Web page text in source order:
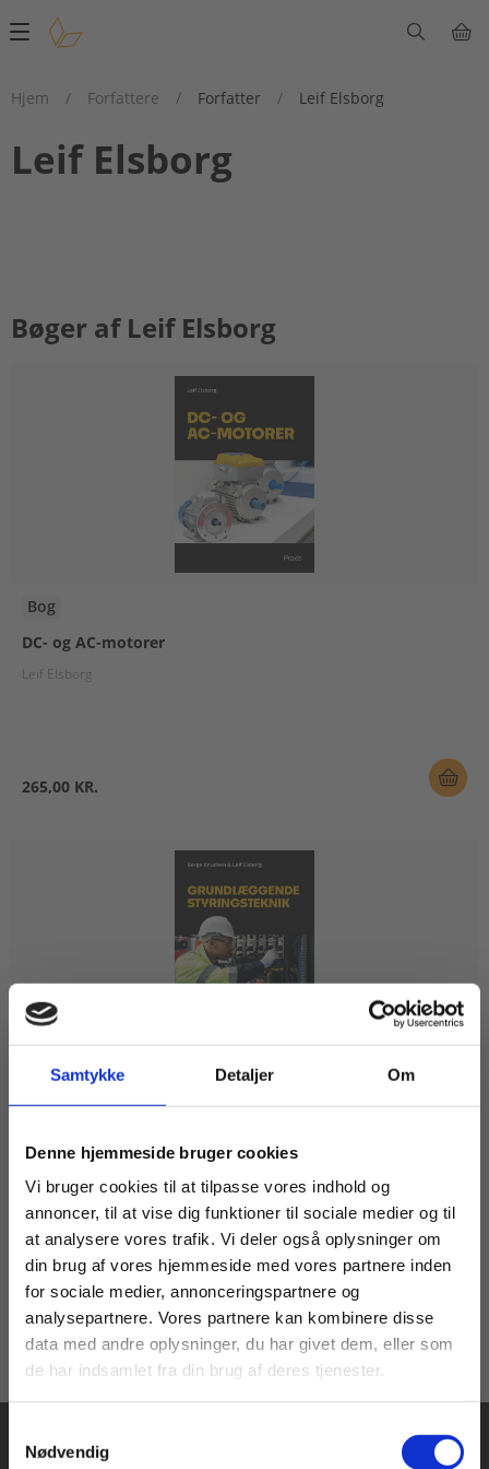
Samtykke Detaljer Om
Denne hjemmeside bruger cookies
Vi bruger cookies til at tilpasse vores indhold og
annoncer, til at vise dig funktioner til sociale medier og til
at analysere vores trafik. Vi deler også oplysninger om
din brug af vores hjemmeside med vores partnere inden
for sociale medier, annonceringspartnere og
analysepartnere. Vores partnere kan kombinere disse
data med andre oplysninger, du har givet dem, eller som
de har indsamlet fra din brug af deres tjenester.
Nødvendig
Main
Hjem
/ Forfattere / Forfatter / Leif Elsborg
Leif Elsborg
Bøger af Leif Elsborg
Bog
DC- og AC-motorer
Leif Elsborg
265,00 KR.
Bog
Børge Knudsen Leif Elsborg
425,00 KR.
Køb læremidler og find masterclasses mm.
Fortsæt som:
For privatkunder og
studerende. Du får
vist priser inkl.
For institutioner og
virksomheder. Du
får vist priser ekskl.